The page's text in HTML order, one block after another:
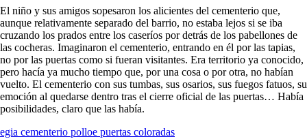
El niño y sus amigos sopesaron los alicientes del cementerio que,
aunque relativamente separado del barrio, no estaba lejos si se iba
cruzando los prados entre los caseríos por detrás de los pabellones de
las cocheras. Imaginaron el cementerio, entrando en él por las tapias,
no por las puertas como si fueran visitantes. Era territorio ya conocido,
pero hacía ya mucho tiempo que, por una cosa o por otra, no habían
vuelto. El cementerio con sus tumbas, sus osarios, sus fuegos fatuos, su
emoción al quedarse dentro tras el cierre oficial de las puertas… Había
posibilidades, claro que las había.
egia cementerio polloe puertas coloradas